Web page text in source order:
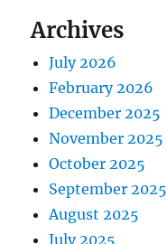
Archives
July 2026
February 2026
December 2025
November 2025
October 2025
September 2025
August 2025
July 2025